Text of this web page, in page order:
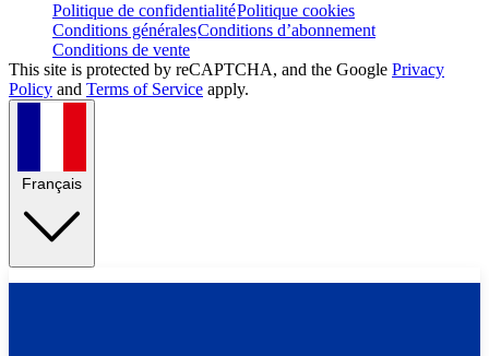
Politique de confidentialitéPolitique cookies
Conditions généralesConditions d’abonnement
Conditions de vente
This site is protected by reCAPTCHA, and the Google Privacy
Policy and Terms of Service apply.
Français